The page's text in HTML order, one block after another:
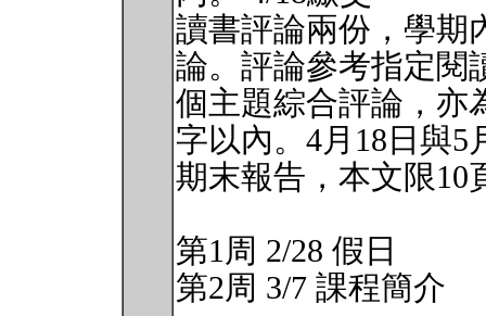
讀書評論兩份，學期
論。評論參考指定閱
個主題綜合評論，亦
字以內。4月18日與5
期末報告，本文限10
第1周 2/28 假日
第2周 3/7 課程簡介